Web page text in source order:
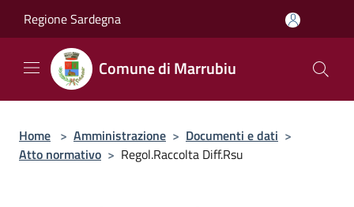
Regione Sardegna
Comune di Marrubiu
Home > Amministrazione > Documenti e dati >
Atto normativo > Regol.Raccolta Diff.Rsu